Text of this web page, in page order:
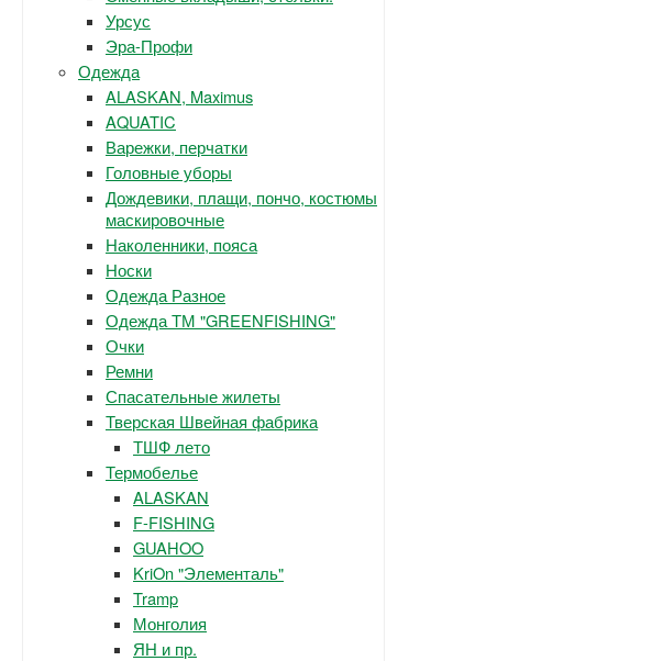
Урсус
Эра-Профи
Одежда
ALASKAN, Maximus
AQUATIC
Варежки, перчатки
Головные уборы
Дождевики, плащи, пончо, костюмы
маскировочные
Наколенники, пояса
Носки
Одежда Разное
Одежда ТМ "GREENFISHING"
Очки
Ремни
Спасательные жилеты
Тверская Швейная фабрика
ТШФ лето
Термобелье
ALASKAN
F-FISHING
GUAHOO
KriOn "Элементаль"
Tramp
Монголия
ЯН и пр.